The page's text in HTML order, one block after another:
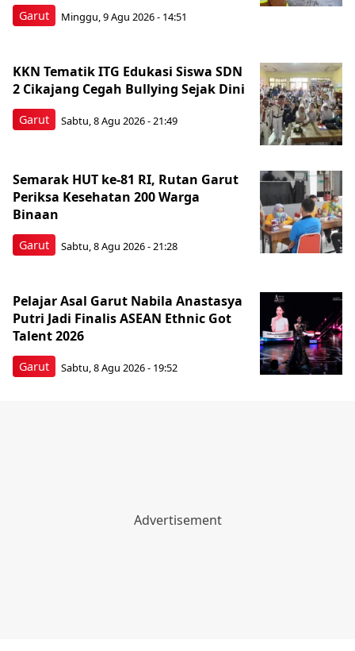
Garut Minggu, 9 Agu 2026 - 14:51
Garut
KKN Tematik ITG Edukasi Siswa SDN
2 Cikajang Cegah Bullying Sejak Dini
Sabtu, 8 Agu 2026 - 21:49
Garut
Semarak HUT ke-81 RI, Rutan Garut
Periksa Kesehatan 200 Warga
Binaan
Sabtu, 8 Agu 2026 - 21:28
Garut
Pelajar Asal Garut Nabila Anastasya
Putri Jadi Finalis ASEAN Ethnic Got
Talent 2026
Sabtu, 8 Agu 2026 - 19:52